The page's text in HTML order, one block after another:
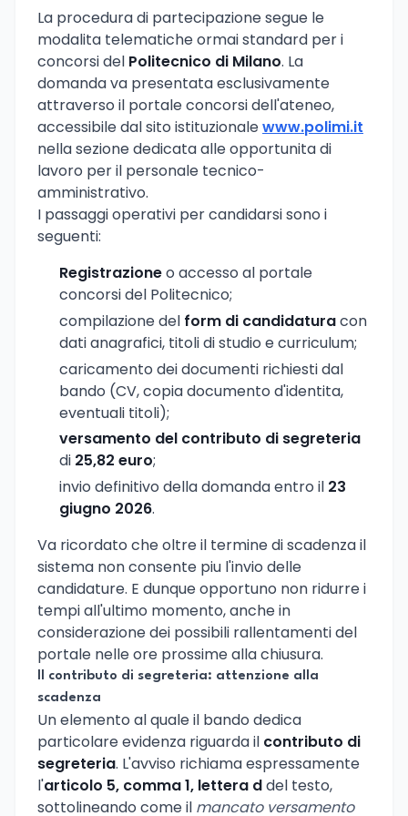
La procedura di partecipazione segue le
modalita telematiche ormai standard per i
concorsi del Politecnico di Milano. La
domanda va presentata esclusivamente
attraverso il portale concorsi dell'ateneo,
accessibile dal sito istituzionalewww.polimi.it
nella sezione dedicata alle opportunita di
lavoro per il personale tecnico-
amministrativo.
I passaggi operativi per candidarsi sono i
seguenti:
Registrazioneo accesso al portale
concorsi del Politecnico;
compilazione del form di candidaturacon
dati anagrafici, titoli di studio e curriculum;
caricamento dei documenti richiesti dal
bando (CV, copia documento d'identita,
eventuali titoli);
versamento del contributo di segreteria
di 25,82 euro;
invio definitivo della domanda entro il 23
giugno 2026.
Va ricordato che oltre il termine di scadenza il
sistema non consente piu l'invio delle
candidature. E dunque opportuno non ridurre i
tempi all'ultimo momento, anche in
considerazione dei possibili rallentamenti del
portale nelle ore prossime alla chiusura.
Il contributo di segreteria: attenzione alla
scadenza
Un elemento al quale il bando dedica
particolare evidenza riguarda il contributo di
segreteria. L'avviso richiama espressamente
l'articolo 5, comma 1, lettera ddel testo,
sottolineando come il mancato versamento